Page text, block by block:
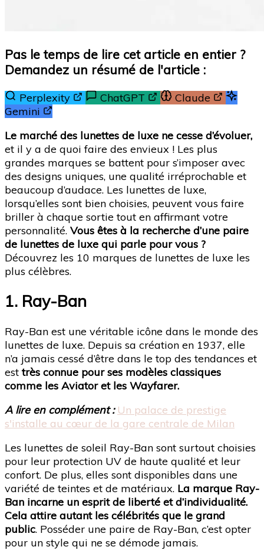
Pas le temps de lire cet article en entier ?
Demandez un résumé de l'article :
Perplexity ChatGPT
Claude
Gemini
Le marché des lunettes de luxe ne cesse d’évoluer,
et il y a de quoi faire des envieux ! Les plus
grandes marques se battent pour s’imposer avec
des designs uniques, une qualité irréprochable et
beaucoup d’audace. Les lunettes de luxe,
lorsqu’elles sont bien choisies, peuvent vous faire
briller à chaque sortie tout en affirmant votre
personnalité. Vous êtes à la recherche d’une paire
de lunettes de luxe qui parle pour vous ?
Découvrez les 10 marques de lunettes de luxe les
plus célèbres.
1. Ray-Ban
Ray-Ban est une véritable icône dans le monde des
lunettes de luxe. Depuis sa création en 1937, elle
n’a jamais cessé d’être dans le top des tendances et
esttrès connue pour ses modèles classiques
comme les Aviator et les Wayfarer.
A lire en complément : Un palace de prestige
s'installe au cœur de la gare centrale de Milan
Les lunettes de soleil Ray-Ban sont surtout choisies
pour leur protection UV de haute qualité et leur
confort. De plus, elles sont disponibles dans une
variété de teintes et de matériaux. La marque Ray-
Ban incarne un esprit de liberté et d’individualité.
Cela attire autant les célébrités que le grand
public. Posséder une paire de Ray-Ban, c’est opter
pour un style qui ne se démode jamais.